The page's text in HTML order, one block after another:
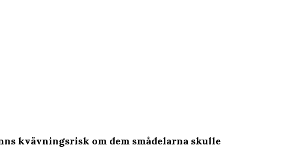
kvävningsrisk om dem smådelarna skulle